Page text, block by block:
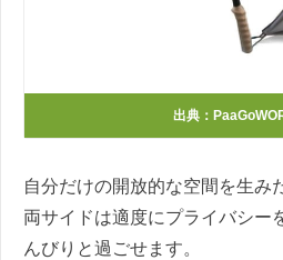
出典：
自分だけの開放的な空間を生み
両サイドは適度にプライバシー
んびりと過ごせます。